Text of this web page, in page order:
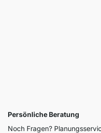
Persönliche Beratung
Noch Fragen?